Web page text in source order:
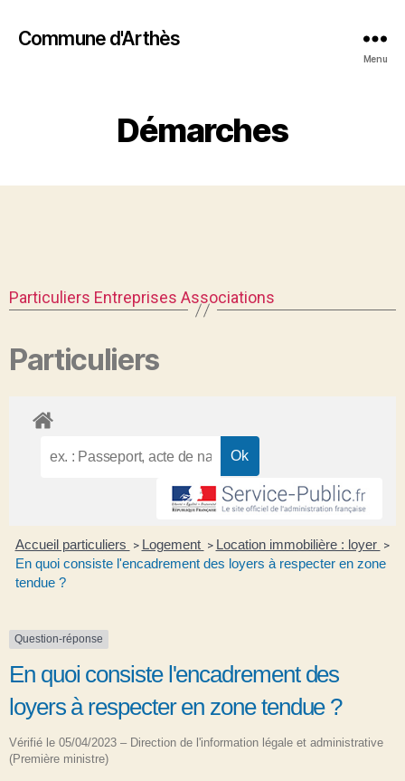
Commune d'Arthès
Menu
Démarches
Particuliers Entreprises Associations
Particuliers
Accueil particuliers > Logement > Location immobilière : loyer >
En quoi consiste l'encadrement des loyers à respecter en zone
tendue ?
Question-réponse
En quoi consiste l'encadrement des
loyers à respecter en zone tendue ?
Vérifié le 05/04/2023 – Direction de l'information légale et administrative
(Première ministre)